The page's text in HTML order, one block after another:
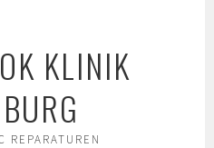
KLINIK
REPARATUREN